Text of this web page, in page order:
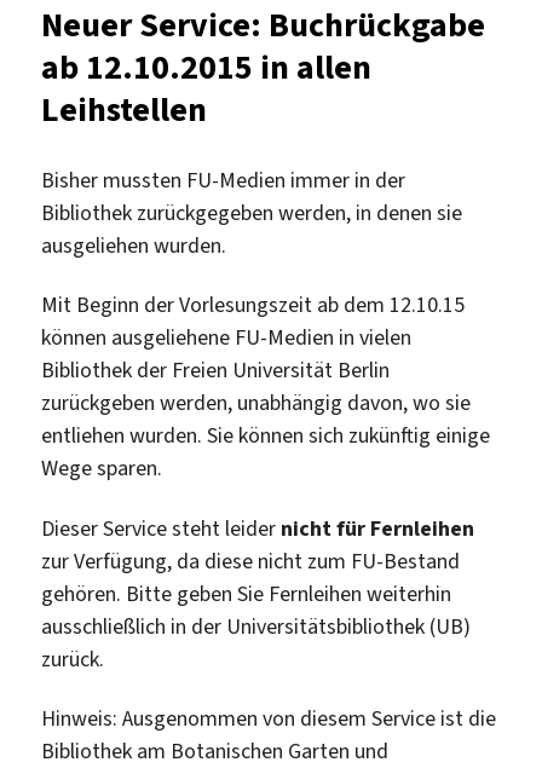
und
E-
Learning
Neuer Service: Buchrückgabe
ab 12.10.2015 in allen
Leihstellen
Bisher mussten FU-Medien immer in der
Bibliothek zurückgegeben werden, in denen sie
ausgeliehen wurden.
Mit Beginn der Vorlesungszeit ab dem 12.10.15
können ausgeliehene FU-Medien in vielen
Bibliothek der Freien Universität Berlin
zurückgeben werden, unabhängig davon, wo sie
entliehen wurden. Sie können sich zukünftig einige
Wege sparen.
Dieser Service steht leider nicht für Fernleihen
zur Verfügung, da diese nicht zum FU-Bestand
gehören. Bitte geben Sie Fernleihen weiterhin
ausschließlich in der Universitätsbibliothek (UB)
zurück.
Hinweis: Ausgenommen von diesem Service ist die
Bibliothek am Botanischen Garten und